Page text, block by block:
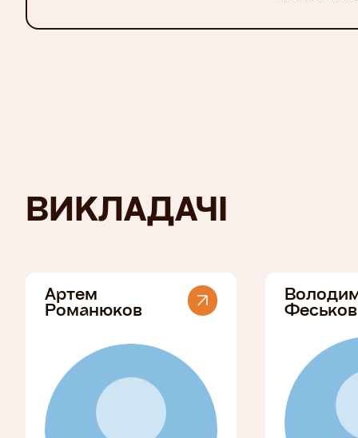
ВИКЛАДАЧІ
Артем
Романюков Феськов